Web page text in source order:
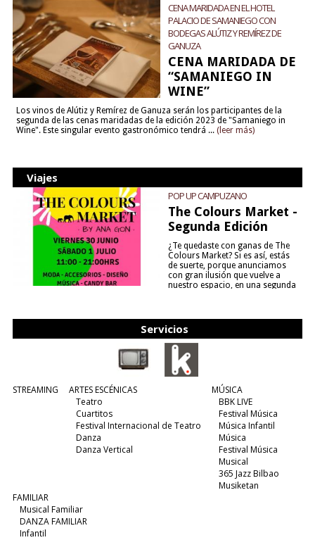
CENA MARIDADA EN EL HOTEL
PALACIO DE SAMANIEGO CON
BODEGAS ALÚTIZ Y REMÍREZ DE
GANUZA
CENA MARIDADA DE
“SAMANIEGO IN
WINE”
Los vinos de Alútiz y Remírez de Ganuza serán los participantes de la
segunda de las cenas maridadas de la edición 2023 de "Samaniego in
Wine". Este singular evento gastronómico tendrá ... (leer más)
Viajes
POP UP CAMPUZANO
The Colours Market -
Segunda Edición
¿Te quedaste con ganas de The
Colours Market? Si es así, estás
de suerte, porque anunciamos
con gran ilusión que vuelve a
nuestro espacio, en una segunda
Servicios
STREAMING
ARTES ESCÉNICAS
Teatro
Cuartitos
Festival Internacional de Teatro
Danza
Danza Vertical
MÚSICA
BBK LIVE
Festival Música
Música Infantil
Música
Festival Música
Musical
365 Jazz Bilbao
Musiketan
FAMILIAR
Musical Familiar
DANZA FAMILIAR
Infantil